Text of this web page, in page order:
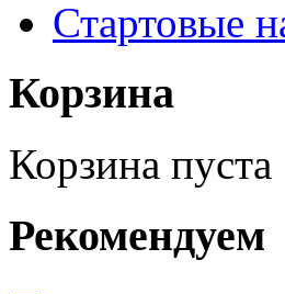
Стартовые
Корзина
Корзина пуста
Рекомендуем